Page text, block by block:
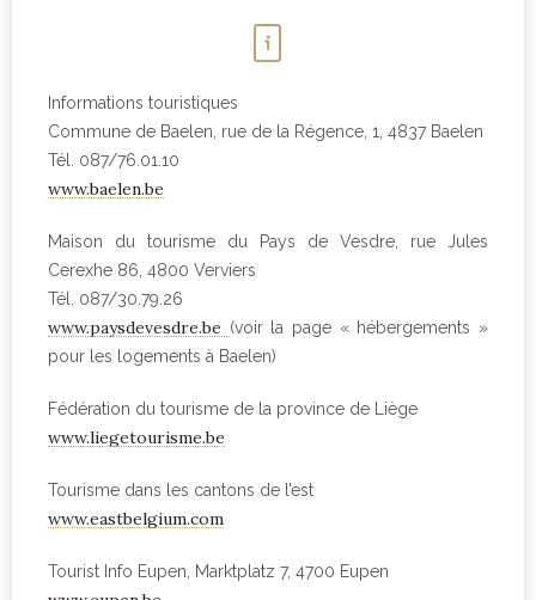
Informations touristiques
Commune de Baelen, rue de la Régence, 1, 4837 Baelen
Tél. 087/76.01.10
www.baelen.be
Maison du tourisme du Pays de Vesdre, rue Jules
Cerexhe 86, 4800 Verviers
Tél. 087/30.79.26
www.paysdevesdre.be (voir la page « hébergements »
pour les logements à Baelen)
Fédération du tourisme de la province de Liège
www.liegetourisme.be
Tourisme dans les cantons de l’est
www.eastbelgium.com
Tourist Info Eupen, Marktplatz 7, 4700 Eupen